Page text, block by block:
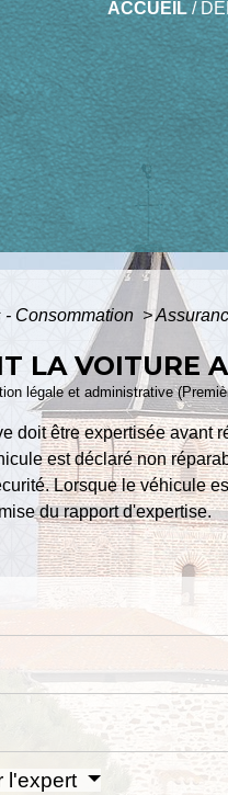
ACCUEIL/
- Consommation >
LA VOITURE
légale et administrative
doit être expertisée
est déclaré non
Lorsque le véhicule
du rapport d'expertise.
l'expert